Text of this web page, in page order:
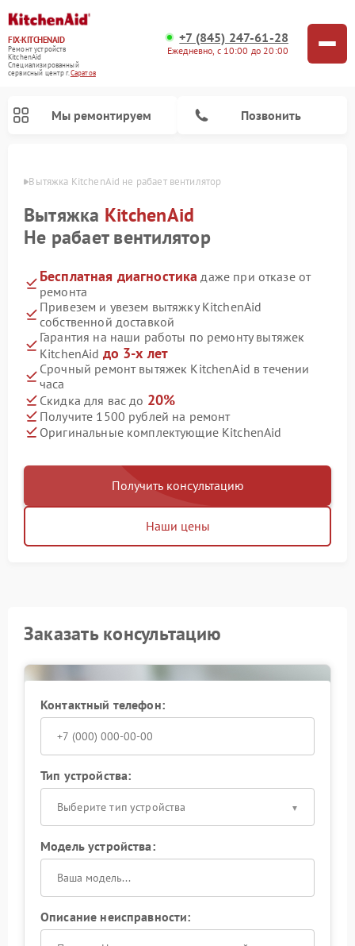
FIX-KITCHENAID
Ремонт устройств
KitchenAid
Специализированный
cервисный центр г.Саратов
+7 (845) 247-61-28
Ежедневно, с 10:00 до 20:00
Мы ремонтируем Позвонить
Вытяжка KitchenAid не рабает вентилятор
Вытяжка KitchenAid
Не рабает вентилятор
Бесплатная диагностика даже при отказе от
ремонта
Привезем и увезем вытяжку KitchenAid
собственной доставкой
Гарантия на наши работы по ремонту вытяжек
KitchenAid до 3-х лет
Срочный ремонт вытяжек KitchenAid в течении
часа
Скидка для вас до 20%
Получите 1500 рублей на ремонт
Оригинальные комплектующие KitchenAid
Получить консультацию
Наши цены
Заказать консультацию
Контактный телефон:
Тип устройства:
Выберите тип устройства
Модель устройства:
Описание неисправности: